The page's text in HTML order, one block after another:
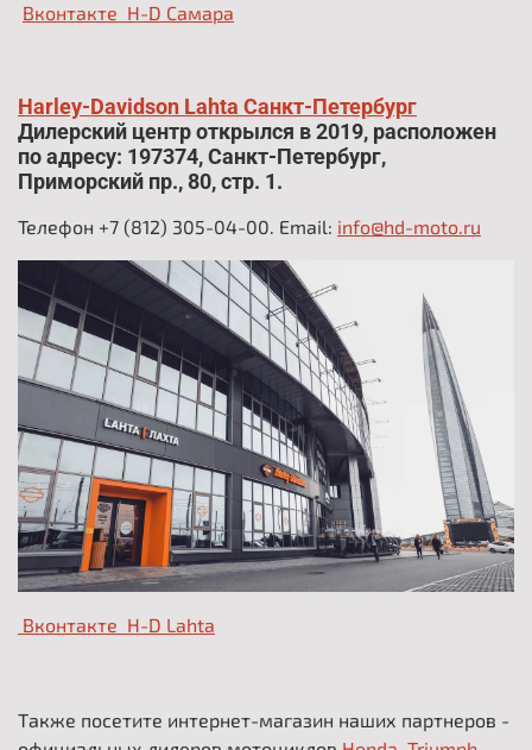
Вконтакте H-D Самара
Harley-Davidson Lahta Санкт-Петербург
Дилерский центр открылся в 2019, расположен
по адресу: 197374, Санкт-Петербург,
Приморский пр., 80, стр. 1.
Телефон +7 (812) 305-04-00. Email: info@hd-moto.ru
Вконтакте H-D Lahta
Также посетите интернет-магазин наших партнеров -